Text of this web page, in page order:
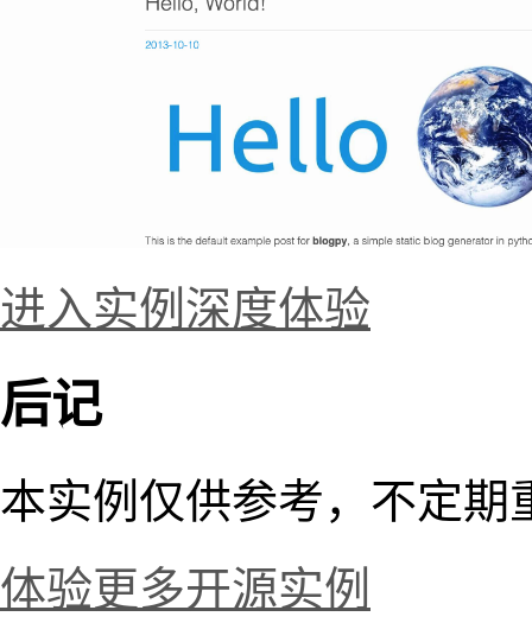
进入实例深度体验
后记
本实例仅供参考，不定期
体验更多开源实例